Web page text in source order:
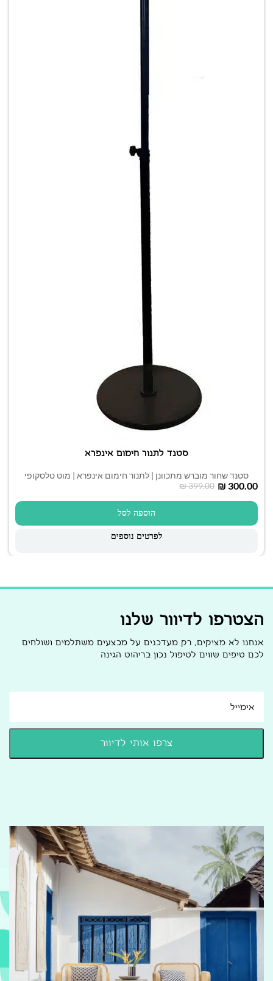
סטנד לתנור חימום אינפרא
סטנד שחור מוברש מתכוונן | לתנור חימום אינפרא | מוט טלסקופי
₪399.00 ₪ 300.00
הוספה לסל
לפרטים נוספים
הצטרפו לדיוור שלנו
אנחנו לא מציקים, רק מעדכנים על מבצעים משתלמים ושולחים
לכם טיפים שווים לטיפול נכון בריהוט הגינה